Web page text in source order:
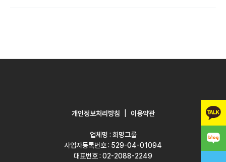
개인정보처리방침 이용약관
업체명 : 희명그룹
사업자등록번호 : 529-04-01094
대표번호 : 02-2088-2249